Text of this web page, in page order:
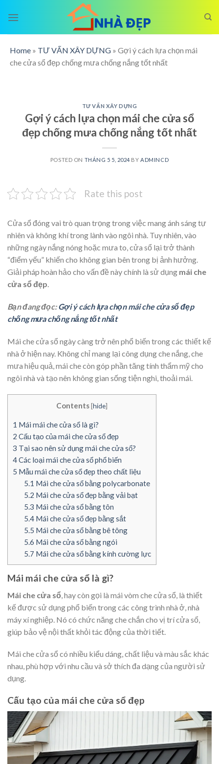
Home » TƯ VẤN XÂY DỰNG » Gợi ý cách lựa chọn mái
che cửa sổ đẹp chống mưa chống nắng tốt nhất
TƯ VẤN XÂY DỰNG
Gợi ý cách lựa chọn mái che cửa sổ
đẹp chống mưa chống nắng tốt nhất
POSTED ON THÁNG 5 5, 2024 BYADMINCD
Rate this post
Cửa sổ đóng vai trò quan trọng trong việc mang ánh sáng tự
nhiên và không khí trong lành vào ngôi nhà. Tuy nhiên, vào
những ngày nắng nóng hoặc mưa to, cửa sổ lại trở thành
“điểm yếu” khiến cho không gian bên trong bị ảnh hưởng.
Giải pháp hoàn hảo cho vấn đề này chính là sử dụng mái che
cửa sổ đẹp.
Bạn đang đọc:Gợi ý cách lựa chọn mái che cửa sổ đẹp
chống mưa chống nắng tốt nhất
Mái che cửa sổ ngày càng trở nên phổ biến trong các thiết kế
nhà ở hiện nay. Không chỉ mang lại công dụng che nắng, che
mưa hiệu quả, mái che còn góp phần tăng tính thẩm mỹ cho
ngôi nhà và tạo nên không gian sống tiện nghi, thoải mái.
Contents[hide]
1 Mái mái che cửa sổ là gì?
2 Cấu tạo của mái che cửa sổ đẹp
3 Tại sao nên sử dụng mái che cửa sổ?
4Các loại mái che cửa sổ phổ biến
5 Mẫu mái che cửa sổ đẹp theo chất liệu
5.1 Mái che cửa sổ bằng polycarbonate
5.2 Mái che cửa sổ đẹp bằng vải bạt
5.3 Mái che cửa sổ bằng tôn
5.4Mái che cửa sổ đẹp bằng sắt
5.5 Mái che cửa sổ bằng bê tông
5.6 Mái che cửa sổ bằng ngói
5.7 Mái che cửa sổ bằng kính cường lực
Mái mái che cửa sổ là gì?
Mái che cửa sổ , hay còn gọi là mái vòm che cửa sổ, là thiết
kế được sử dụng phổ biến trong các công trình nhà ở, nhà
máy xí nghiệp. Nó có chức năng che chắn cho vị trí cửa sổ,
giúp bảo vệ nội thất khỏi tác động của thời tiết.
Mái che cửa sổ có nhiều kiểu dáng, chất liệu và màu sắc khác
nhau, phù hợp với nhu cầu và sở thích đa dạng của người sử
dụng.
Cấu tạo của mái che cửa sổ đẹp